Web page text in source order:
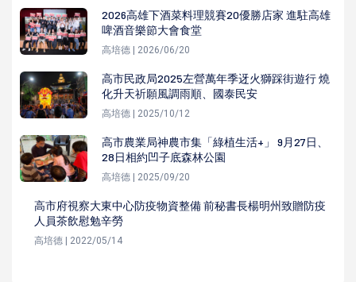
2026高雄下酒菜料理競賽20優勝店家 進駐高雄
啤酒音樂節大會食堂
高培德 | 2026/06/20
高市民政局2025左營萬年季迓火獅踩街遊行 燒
化升天祈願風調雨順、國泰民安
高培德 | 2025/10/12
高市農業局神農市集「綠植生活+」 9月27日、
28日相約凹子底森林公園
高培德 | 2025/09/20
高市府視察大東中心防疫物資整備 前秘書長楊明州致贈防疫
人員茶飲慰勉辛勞
高培德 | 2022/05/14